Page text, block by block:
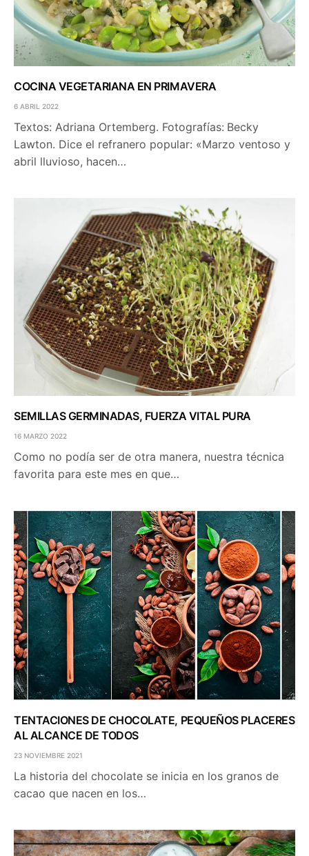
COCINA VEGETARIANA EN PRIMAVERA
6 ABRIL 2022
Textos: Adriana Ortemberg. Fotografías: Becky
Lawton. Dice el refranero popular: «Marzo ventoso y
abril lluvioso, hacen…
SEMILLAS GERMINADAS, FUERZA VITAL PURA
16 MARZO 2022
Como no podía ser de otra manera, nuestra técnica
favorita para este mes en que…
TENTACIONES DE CHOCOLATE, PEQUEÑOS PLACERES
AL ALCANCE DE TODOS
23 NOVIEMBRE 2021
La historia del chocolate se inicia en los granos de
cacao que nacen en los…